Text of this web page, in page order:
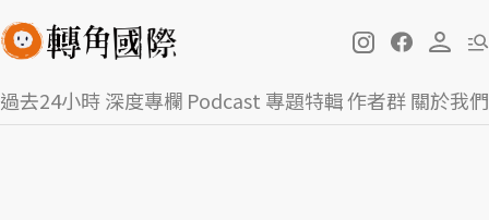
過去24小時深度專欄 Podcast 專題特輯作者群關於我們